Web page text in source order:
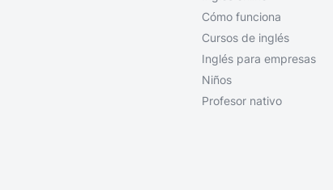
Cómo funciona
Cursos de inglés
Inglés para empresas
Niños
Profesor nativo